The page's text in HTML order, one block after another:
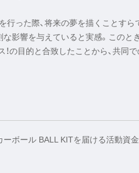
った際、将来の夢を描くことす
影響を与えていると実感。このと
の目的と合致したことから、共同
ボール BALL KITを届ける活動資